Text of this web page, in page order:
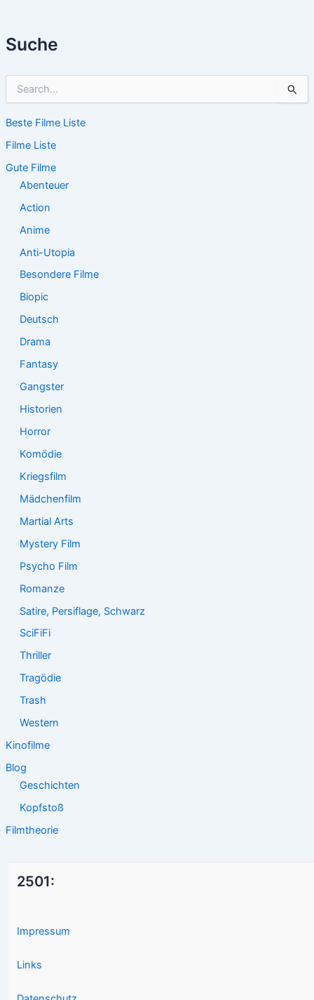
Suche
h
n
n
Beste Filme Liste
Filme Liste
Gute Filme
Abenteuer
Action
Anime
Anti-Utopia
Besondere Filme
Biopic
Deutsch
Drama
Fantasy
Gangster
Historien
Horror
Komödie
Kriegsfilm
Mädchenfilm
Martial Arts
Mystery Film
Psycho Film
Romanze
Satire, Persiflage, Schwarz
SciFiFi
Thriller
Tragödie
Trash
Western
Kinofilme
Blog
Geschichten
Kopfstoß
Filmtheorie
2501:
Impressum
Links